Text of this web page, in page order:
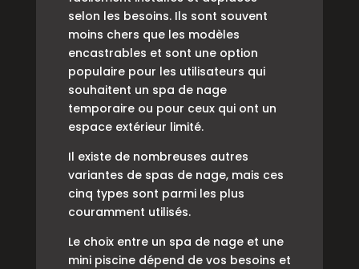
selon les besoins. Ils sont souvent
moins chers que les modèles
encastrables et sont une option
populaire pour les utilisateurs qui
souhaitent un spa de nage
temporaire ou pour ceux qui ont un
espace extérieur limité.
Il existe de nombreuses autres
variantes de spas de nage, mais ces
cinq types sont parmi les plus
couramment utilisés.
Le choix entre un spa de nage et une
mini piscine dépend de vos besoins et